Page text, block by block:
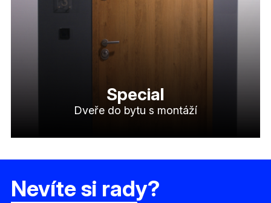
Special
Dveře do bytu s montáží
Nevíte si rady?